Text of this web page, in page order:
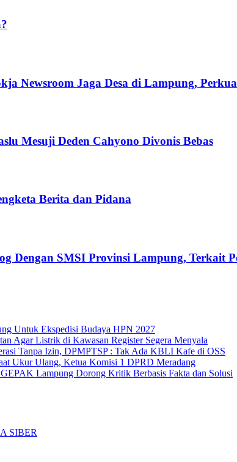
Newsroom Jaga Desa di Lampung,
Mesuji Deden Cahyono Divonis Bebas
Berita dan Pidana
Dengan SMSI Provinsi Lampung, Terkait
Untuk Ekspedisi Budaya HPN 2027
Agar Listrik di Kawasan Register Segera Menyala
Tanpa Izin, DPMPTSP : Tak Ada KBLI Kafe di OSS
Ukur Ulang, Ketua Komisi 1 DPRD Meradang
Lampung Dorong Kritik Berbasis Fakta dan Solusi
SIBER